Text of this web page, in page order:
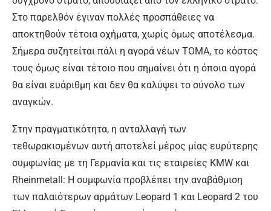
Στο παρελθόν έγιναν πολλές προσπάθειες να
αποκτηθούν τέτοια οχήματα, χωρίς όμως αποτέλεσμα.
Σήμερα συζητείται πάλι η αγορά νέων ΤΟΜΑ, το κόστος
τους όμως είναι τέτοιο που σημαίνει ότι η όποια αγορά
θα είναι ευάριθμη και δεν θα καλύψει το σύνολο των
αναγκών.
Στην πραγματικότητα, η ανταλλαγή των
τεθωρακισμένων αυτή αποτελεί μέρος μίας ευρύτερης
συμφωνίας με τη Γερμανία και τις εταιρείες KMW και
Rheinmetall: H συμφωνία προβλέπει την αναβάθμιση
των παλαιότερων αρμάτων Leopard 1 και Leopard 2 του